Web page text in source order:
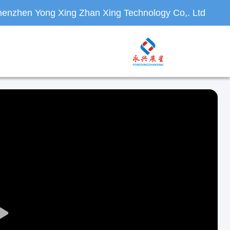
Yong Xing Zhan Xing Technology Co,. Ltd.